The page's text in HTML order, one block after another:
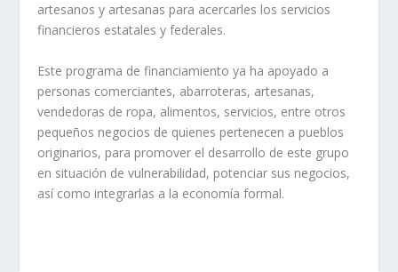
artesanos y artesanas para acercarles los servicios
financieros estatales y federales.
Este programa de financiamiento ya ha apoyado a
personas comerciantes, abarroteras, artesanas,
vendedoras de ropa, alimentos, servicios, entre otros
pequeños negocios de quienes pertenecen a pueblos
originarios, para promover el desarrollo de este grupo
en situación de vulnerabilidad, potenciar sus negocios,
así como integrarlas a la economía formal.